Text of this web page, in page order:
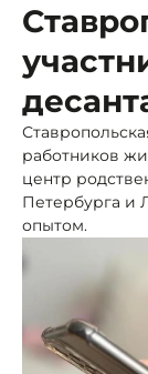
работников
центр
Петербурга и
опытом.